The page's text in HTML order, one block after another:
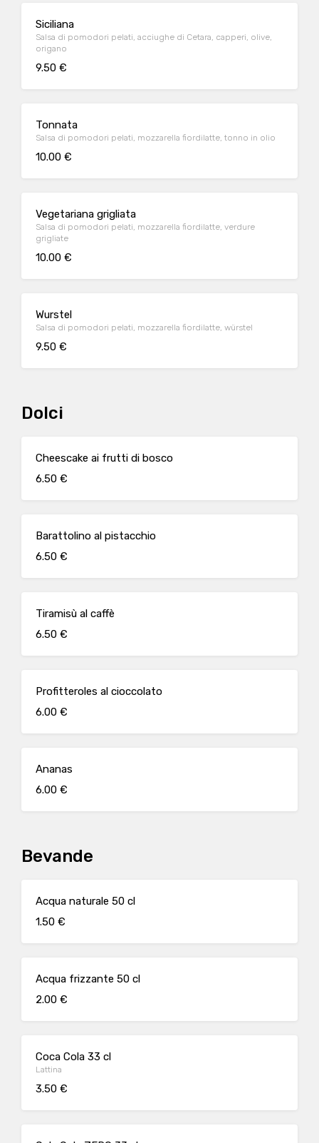
Siciliana
Salsa di pomodori pelati, acciughe di Cetara, capperi, olive,
origano
9.50 €
Tonnata
Salsa di pomodori pelati, mozzarella fiordilatte, tonno in olio
10.00 €
Vegetariana grigliata
Salsa di pomodori pelati, mozzarella fiordilatte, verdure
grigliate
10.00 €
Wurstel
Salsa di pomodori pelati, mozzarella fiordilatte, würstel
9.50 €
Dolci
Cheescake ai frutti di bosco
6.50 €
Barattolino al pistacchio
6.50 €
Tiramisù al caffè
6.50 €
Profitteroles al cioccolato
6.00 €
Ananas
6.00 €
Bevande
Acqua naturale 50 cl
1.50 €
Acqua frizzante 50 cl
2.00 €
Coca Cola 33 cl
Lattina
3.50 €